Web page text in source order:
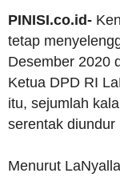
PINISI.co.id-
tetap
Desember 2020
Ketua DPD RI
itu, sejumlah
serentak diundur
Menurut